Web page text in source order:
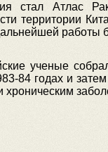
стал Атлас
территории
работы
ученые
84 годах и
хроническим